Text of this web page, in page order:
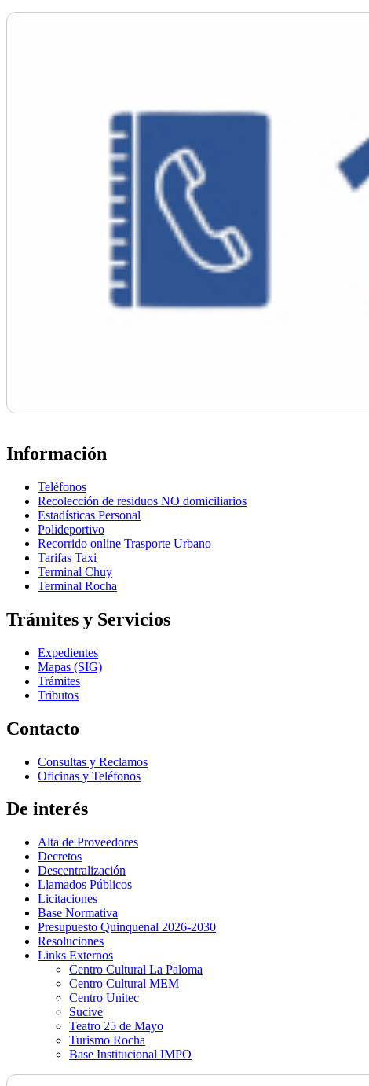
Información
Teléfonos
Recolección de residuos NO domiciliarios
Estadísticas Personal
Polideportivo
Recorrido online Trasporte Urbano
Tarifas Taxi
Terminal Chuy
Terminal Rocha
Trámites y Servicios
Expedientes
Mapas (SIG)
Trámites
Tributos
Contacto
Consultas y Reclamos
Oficinas y Teléfonos
De interés
Alta de Proveedores
Decretos
Descentralización
Llamados Públicos
Licitaciones
Base Normativa
Presupuesto Quinquenal 2026-2030
Resoluciones
Links Externos
Centro Cultural La Paloma
Centro Cultural MEM
Centro Unitec
Sucive
Teatro 25 de Mayo
Turismo Rocha
Base Institucional IMPO